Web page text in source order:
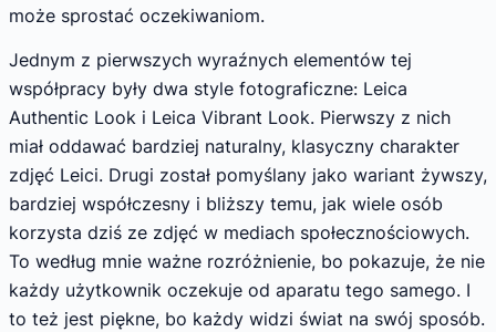
może sprostać oczekiwaniom.
Jednym z pierwszych wyraźnych elementów tej
współpracy były dwa style fotograficzne: Leica
Authentic Look i Leica Vibrant Look. Pierwszy z nich
miał oddawać bardziej naturalny, klasyczny charakter
zdjęć Leici. Drugi został pomyślany jako wariant żywszy,
bardziej współczesny i bliższy temu, jak wiele osób
korzysta dziś ze zdjęć w mediach społecznościowych.
To według mnie ważne rozróżnienie, bo pokazuje, że nie
każdy użytkownik oczekuje od aparatu tego samego. I
to też jest piękne, bo każdy widzi świat na swój sposób.